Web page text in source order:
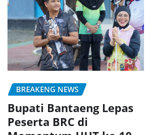
BREAKENG NEWS
Bupati Bantaeng Lepas
Peserta BRC di